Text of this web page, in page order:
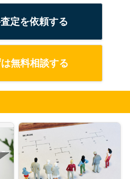
定を依頼する
無料相談する